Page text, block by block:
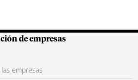
Colombianas
de empresas